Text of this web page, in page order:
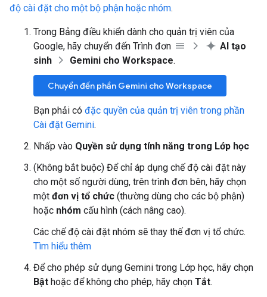
độ cài đặt cho một bộ phận hoặc nhóm.
Trong Bảng điều khiển dành cho quản trị viên của
Google, hãy chuyển đến Trình đơn
AI tạo
sinh
Gemini cho Workspace.
Chuyển đến phần Gemini cho Workspace
Bạn phải có đặc quyền của quản trị viên trong phần
Cài đặt Gemini.
Nhấp vào Quyền sử dụng tính năng trong Lớp học
(Không bắt buộc) Để chỉ áp dụng chế độ cài đặt này
cho một số người dùng, trên trình đơn bên, hãy chọn
một đơn vị tổ chức (thường dùng cho các bộ phận)
hoặc nhóm cấu hình (cách nâng cao).
Các chế độ cài đặt nhóm sẽ thay thế đơn vị tổ chức.
Tìm hiểu thêm
Để cho phép sử dụng Gemini trong Lớp học, hãy chọn
Bật hoặc để không cho phép, hãy chọn Tắt.